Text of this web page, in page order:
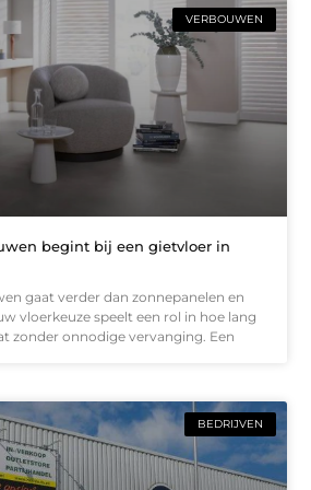
VERBOUWEN
begint bij een gietvloer in
gaat verder dan zonnepanelen en
vloerkeuze speelt een rol in hoe lang
zonder onnodige vervanging. Een
BEDRIJVEN